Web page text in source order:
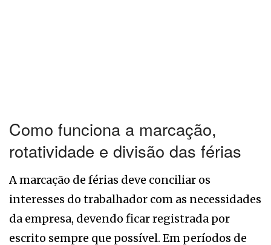
Como funciona a marcação,
rotatividade e divisão das férias
A marcação de férias deve conciliar os
interesses do trabalhador com as necessidades
da empresa, devendo ficar registrada por
escrito sempre que possível. Em períodos de